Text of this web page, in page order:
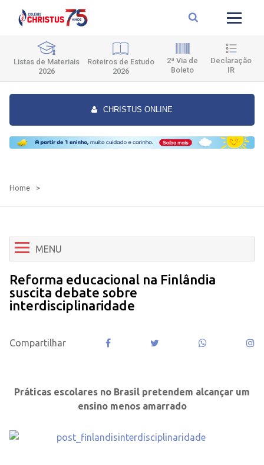
Listas de Materiais
2026
Roteiros de Estudo
2026
2ª Via de
Boleto
Declaração
IR
CHRISTUS ONLINE
Home >
MENU
Reforma educacional na Finlândia
suscita debate sobre
interdisciplinaridade
Compartilhar
Práticas escolares no Brasil pretendem alcançar um
ensino menos amarrado